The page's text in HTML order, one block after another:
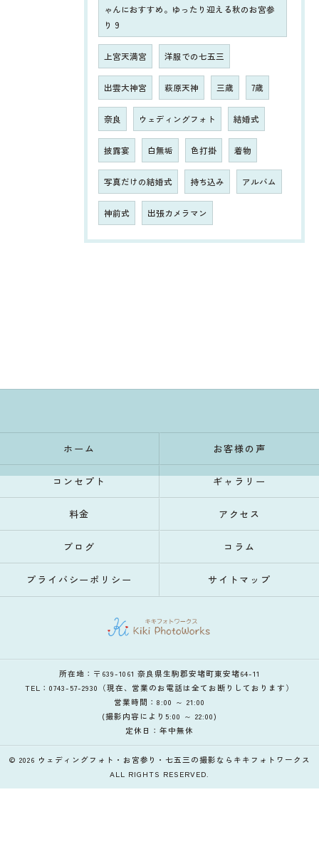
ゃんにおすすめ。ゆったり迎える秋のお宮参
り 9
上宮天満宮 洋服での七五三
出雲大神宮 萩原天神 三歳 7歳
奈良 ウェディングフォト 結婚式
披露宴 白無垢 色打掛 着物
写真だけの結婚式 持ち込み アルバム
神前式 出張カメラマン
ホーム お客様の声
コンセプト ギャラリー
料金 アクセス
ブログ コラム
プライバシーポリシー サイトマップ
所在地：〒639-1061 奈良県生駒郡安堵町東安堵64-11
TEL：0743-57-2930（現在、営業のお電話は全てお断りしております）
営業時間：8:00 ～ 21:00
(撮影内容により5:00 ～ 22:00)
定休日：年中無休
© 2026 ウェディングフォト・お宮参り・七五三の撮影ならキキフォトワークス
ALL RIGHTS RESERVED.